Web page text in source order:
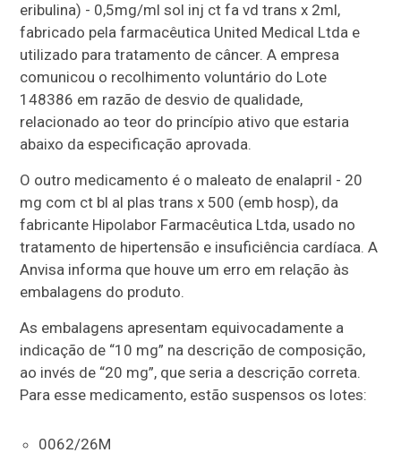
eribulina) - 0,5mg/ml sol inj ct fa vd trans x 2ml,
fabricado pela farmacêutica United Medical Ltda e
utilizado para tratamento de câncer. A empresa
comunicou o recolhimento voluntário do Lote
148386 em razão de desvio de qualidade,
relacionado ao teor do princípio ativo que estaria
abaixo da especificação aprovada.
O outro medicamento é o maleato de enalapril - 20
mg com ct bl al plas trans x 500 (emb hosp), da
fabricante Hipolabor Farmacêutica Ltda, usado no
tratamento de hipertensão e insuficiência cardíaca. A
Anvisa informa que houve um erro em relação às
embalagens do produto.
As embalagens apresentam equivocadamente a
indicação de “10 mg” na descrição de composição,
ao invés de “20 mg”, que seria a descrição correta.
Para esse medicamento, estão suspensos os lotes:
0062/26M